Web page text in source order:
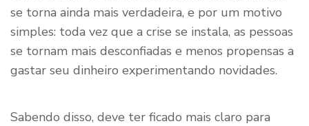
se torna ainda mais verdadeira, e por um motivo
simples: toda vez que a crise se instala, as pessoas
se tornam mais desconfiadas e menos propensas a
gastar seu dinheiro experimentando novidades.
Sabendo disso, deve ter ficado mais claro para